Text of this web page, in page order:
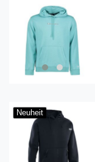
Neuheit